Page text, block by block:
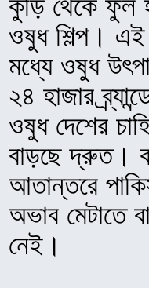
ওষুধ শিল্প। এই
মধ্যে ওষুধ
২৪ হাজার
ওষুধ দেশের
বাড়ছে দ্রুত।
আতান্তরে
অভাব মেটাতে
নেই।